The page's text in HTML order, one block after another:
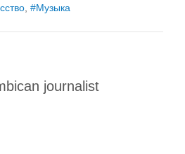
Музыка
journalist